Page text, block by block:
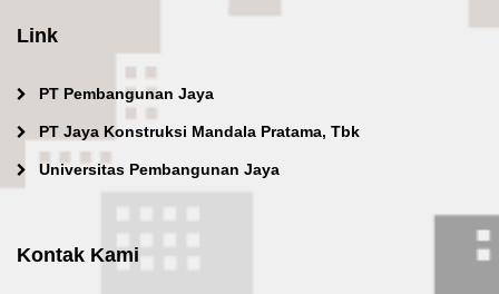
Link
PT Pembangunan Jaya
PT Jaya Konstruksi Mandala Pratama, Tbk
Universitas Pembangunan Jaya
Kontak Kami